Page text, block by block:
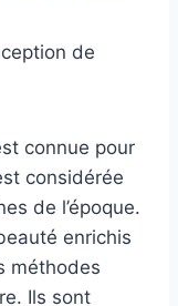
de
connue pour
considérée
de l’époque.
enrichis
méthodes
Ils sont